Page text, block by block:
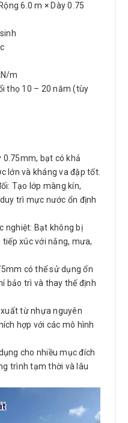
6.0 m × Dày 0.75
m
thọ 10 – 20 năm (tùy
0.75mm, bạt có khả
lớn và kháng va đập tốt.
Tạo lớp màng kín,
trì mực nước ổn định
nghiệt: Bạt không bị
xúc với nắng, mưa,
có thể sử dụng ổn
bảo trì và thay thế định
từ nhựa nguyên
hợp với các mô hình
cho nhiều mục đích
trình tạm thời và lâu